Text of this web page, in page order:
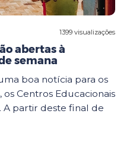
1399 visualizações
abertas à
semana
boa notícia para os
Centros Educacionais
A partir deste final de